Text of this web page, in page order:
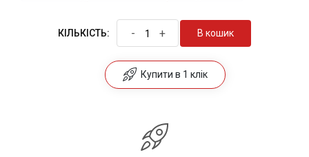
КІЛЬКІСТЬ: - + В кошик
Купити в 1 клік